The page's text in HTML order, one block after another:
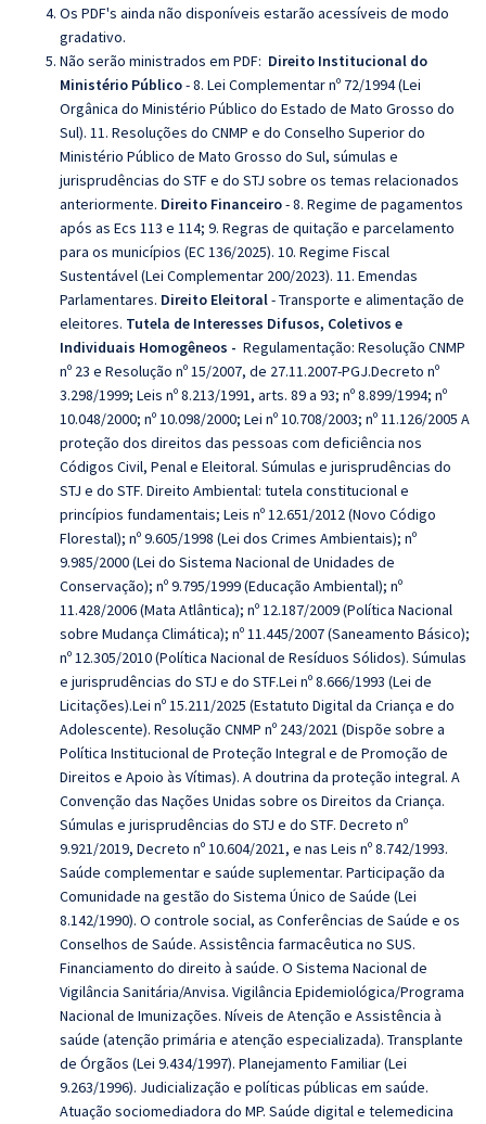
Os PDF's ainda não disponíveis estarão acessíveis de modo
gradativo.
Não serão ministrados em PDF: Direito Institucional do
Ministério Público- 8. Lei Complementar nº 72/1994 (Lei
Orgânica do Ministério Público do Estado de Mato Grosso do
Sul). 11. Resoluções do CNMP e do Conselho Superior do
Ministério Público de Mato Grosso do Sul, súmulas e
jurisprudências do STF e do STJ sobre os temas relacionados
anteriormente. Direito Financeiro- 8. Regime de pagamentos
após as Ecs 113 e 114; 9. Regras de quitação e parcelamento
para os municípios (EC 136/2025). 10. Regime Fiscal
Sustentável (Lei Complementar 200/2023). 11. Emendas
Parlamentares. Direito Eleitoral- Transporte e alimentação de
eleitores. Tutela de Interesses Difusos, Coletivos e
Individuais Homogêneos - Regulamentação: Resolução CNMP
nº 23 e Resolução nº 15/2007, de 27.11.2007-PGJ.Decreto nº
3.298/1999; Leis nº 8.213/1991, arts. 89 a 93; nº 8.899/1994; nº
10.048/2000; nº 10.098/2000; Lei nº 10.708/2003; nº 11.126/2005 A
proteção dos direitos das pessoas com deficiência nos
Códigos Civil, Penal e Eleitoral. Súmulas e jurisprudências do
STJ e do STF. Direito Ambiental: tutela constitucional e
princípios fundamentais; Leis nº 12.651/2012 (Novo Código
Florestal); nº 9.605/1998 (Lei dos Crimes Ambientais); nº
9.985/2000 (Lei do Sistema Nacional de Unidades de
Conservação); nº 9.795/1999 (Educação Ambiental); nº
11.428/2006 (Mata Atlântica); nº 12.187/2009 (Política Nacional
sobre Mudança Climática); nº 11.445/2007 (Saneamento Básico);
nº 12.305/2010 (Política Nacional de Resíduos Sólidos). Súmulas
e jurisprudências do STJ e do STF.Lei nº 8.666/1993 (Lei de
Licitações).Lei nº 15.211/2025 (Estatuto Digital da Criança e do
Adolescente). Resolução CNMP nº 243/2021 (Dispõe sobre a
Política Institucional de Proteção Integral e de Promoção de
Direitos e Apoio às Vítimas). A doutrina da proteção integral. A
Convenção das Nações Unidas sobre os Direitos da Criança.
Súmulas e jurisprudências do STJ e do STF. Decreto nº
9.921/2019, Decreto nº 10.604/2021, e nas Leis nº 8.742/1993.
Saúde complementar e saúde suplementar. Participação da
Comunidade na gestão do Sistema Único de Saúde (Lei
8.142/1990). O controle social, as Conferências de Saúde e os
Conselhos de Saúde. Assistência farmacêutica no SUS.
Financiamento do direito à saúde. O Sistema Nacional de
Vigilância Sanitária/Anvisa. Vigilância Epidemiológica/Programa
Nacional de Imunizações. Níveis de Atenção e Assistência à
saúde (atenção primária e atenção especializada). Transplante
de Órgãos (Lei 9.434/1997). Planejamento Familiar (Lei
9.263/1996). Judicialização e políticas públicas em saúde.
Atuação sociomediadora do MP. Saúde digital e telemedicina